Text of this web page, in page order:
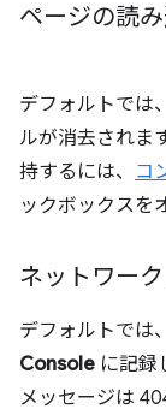
ページの読
デフォルトでは
ルが消去されま
持するには、 コ
ックボックスを
ネットワー
デフォルトでは
Console に記録
メッセージは